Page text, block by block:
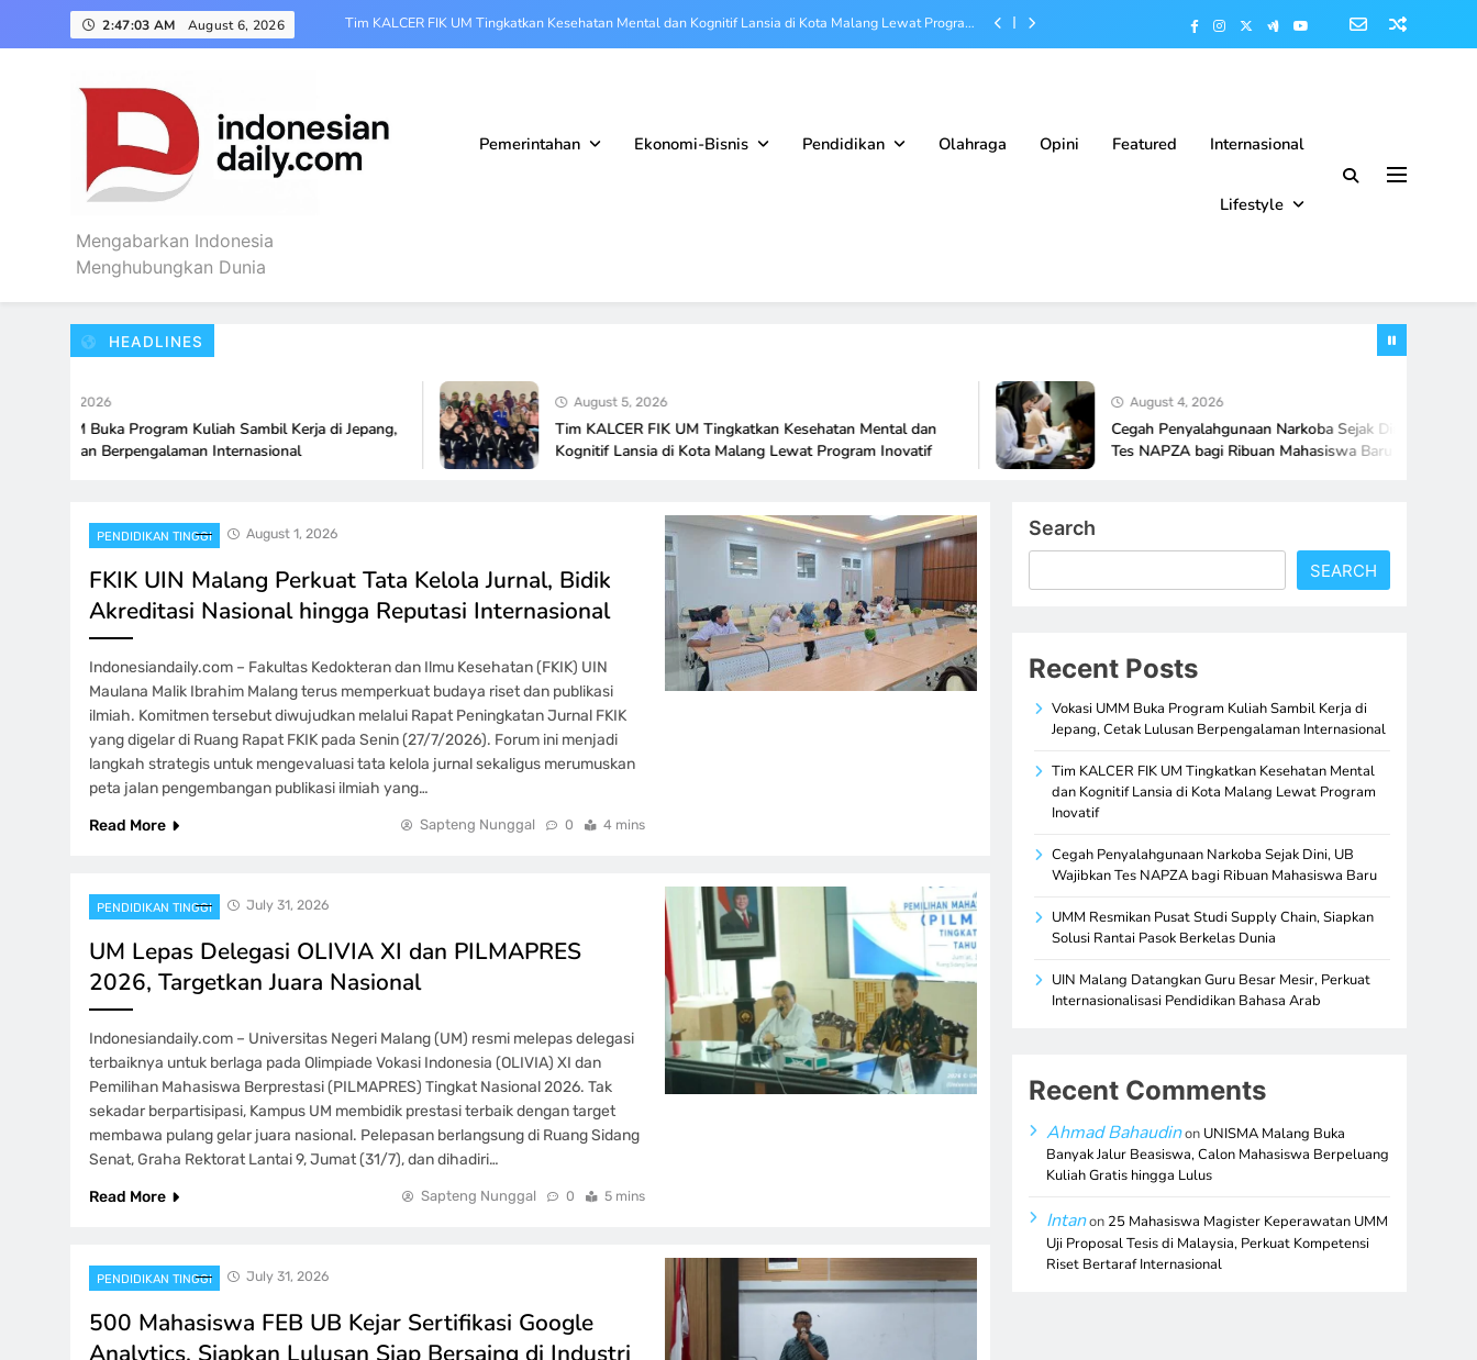
2:47:04 AM August 6, 2026
Tim KALCER FIK UM Tingkatkan Kesehatan Mental dan Kognitif Lansia di Kota Malang Lewat Program
Vokasi UMM Buka Program Kuliah Sambil Kerja di Jepang, Cetak Lulusan Berpengalaman Internasional
UMM Resmikan Pusat Studi Supply Chain, Siapkan Solusi Rantai Pasok Berkelas Dunia
Indonesian Daily
Mengabarkan Indonesia
Menghubungkan Dunia
Pemerintahan Ekonomi-Bisnis Pendidikan Olahraga Opini Featured Internasional
Lifestyle
HEADLINES
Buka Program Kuliah Sambil Kerja di Jepang,
Berpengalaman Internasional
August 5, 2026
Tim KALCER FIK UM Tingkatkan Kesehatan Mental dan
Kognitif Lansia di Kota Malang Lewat Program Inovatif
August 4, 2026
Cegah Penyalahgunaan Narkoba Sejak Dini, UB Wajibkan
Tes NAPZA bagi Ribuan Mahasiswa Baru
PENDIDIKAN TINGGI August 1, 2026
FKIK UIN Malang Perkuat Tata Kelola Jurnal, Bidik
Akreditasi Nasional hingga Reputasi Internasional
Indonesiandaily.com – Fakultas Kedokteran dan Ilmu Kesehatan (FKIK) UIN
Maulana Malik Ibrahim Malang terus memperkuat budaya riset dan publikasi
ilmiah. Komitmen tersebut diwujudkan melalui Rapat Peningkatan Jurnal FKIK
yang digelar di Ruang Rapat FKIK pada Senin (27/7/2026). Forum ini menjadi
langkah strategis untuk mengevaluasi tata kelola jurnal sekaligus merumuskan
peta jalan pengembangan publikasi ilmiah yang…
Read More
Sapteng Nunggal 0 4 mins
PENDIDIKAN TINGGI July 31, 2026
UM Lepas Delegasi OLIVIA XI dan PILMAPRES
2026, Targetkan Juara Nasional
Indonesiandaily.com – Universitas Negeri Malang (UM) resmi melepas delegasi
terbaiknya untuk berlaga pada Olimpiade Vokasi Indonesia (OLIVIA) XI dan
Pemilihan Mahasiswa Berprestasi (PILMAPRES) Tingkat Nasional 2026. Tak
sekadar berpartisipasi, Kampus UM membidik prestasi terbaik dengan target
membawa pulang gelar juara nasional. Pelepasan berlangsung di Ruang Sidang
Senat, Graha Rektorat Lantai 9, Jumat (31/7), dan dihadiri…
Read More
Sapteng Nunggal 0 5 mins
PENDIDIKAN TINGGI July 31, 2026
500 Mahasiswa FEB UB Kejar Sertifikasi Google
Analytics, Siapkan Lulusan Siap Bersaing di Industri
Search
SEARCH
Recent Posts
Vokasi UMM Buka Program Kuliah Sambil Kerja di
Jepang, Cetak Lulusan Berpengalaman Internasional
Tim KALCER FIK UM Tingkatkan Kesehatan Mental
dan Kognitif Lansia di Kota Malang Lewat Program
Inovatif
Cegah Penyalahgunaan Narkoba Sejak Dini, UB
Wajibkan Tes NAPZA bagi Ribuan Mahasiswa Baru
UMM Resmikan Pusat Studi Supply Chain, Siapkan
Solusi Rantai Pasok Berkelas Dunia
UIN Malang Datangkan Guru Besar Mesir, Perkuat
Internasionalisasi Pendidikan Bahasa Arab
Recent Comments
Ahmad Bahaudinon UNISMA Malang Buka
Banyak Jalur Beasiswa, Calon Mahasiswa Berpeluang
Kuliah Gratis hingga Lulus
Intanon 25 Mahasiswa Magister Keperawatan UMM
Uji Proposal Tesis di Malaysia, Perkuat Kompetensi
Riset Bertaraf Internasional